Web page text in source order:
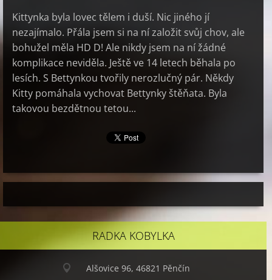
Kittynka byla lovec tělem i duší. Nic jiného jí
nezajímalo. Přála jsem si na ní založit svůj chov, ale
bohužel měla HD D! Ale nikdy jsem na ní žádné
komplikace neviděla. Ještě ve 14 letech běhala po
lesích. S Bettynkou tvořily nerozlučný pár. Někdy
Kitty pomáhala vychovat Bettynky štěňata. Byla
takovou bezdětnou tetou...
RADKA KOBYLKA
Alšovice 96, 46821 Pěnčín